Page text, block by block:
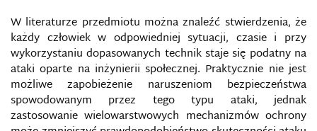
W literaturze przedmiotu można znaleźć stwierdzenia, że
każdy człowiek w odpowiedniej sytuacji, czasie i przy
wykorzystaniu dopasowanych technik staje się podatny na
ataki oparte na inżynierii społecznej. Praktycznie nie jest
możliwe zapobieżenie naruszeniom bezpieczeństwa
spowodowanym przez tego typu ataki, jednak
zastosowanie wielowarstwowych mechanizmów ochrony
DRONY ROZPOZNAWCZE
E-BEZPIECZEŃSTWO
E-DŻIHAD
ECHO CHAMBER